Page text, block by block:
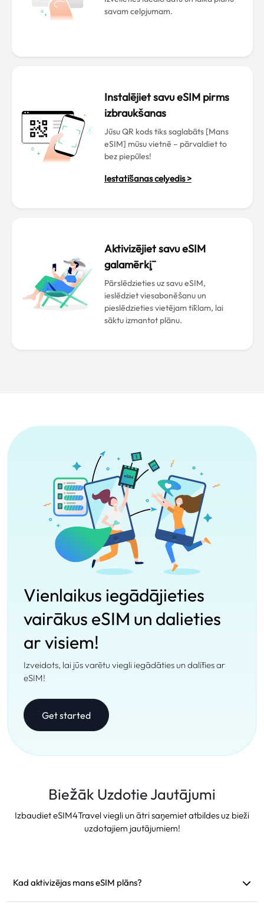
savam ceļojumam.
Instalējiet savu eSIM pirms
izbraukšanas
Jūsu QR kods tiks saglabāts [Mans
eSIM] mūsu vietnē – pārvaldiet to
bez piepūles!
Iestatīšanas ceļvedis >
Aktivizējiet savu eSIM
galamērķī
Pārslēdzieties uz savu eSIM,
ieslēdziet viesabonēšanu un
pieslēdzieties vietējam tīklam, lai
sāktu izmantot plānu.
Vienlaikus iegādājieties
vairākus eSIM un dalieties
ar visiem!
Izveidots, lai jūs varētu viegli iegādāties un dalīties ar
eSIM!
Get started
Biežāk Uzdotie Jautājumi
Izbaudiet eSIM4Travel viegli un ātri saņemiet atbildes uz bieži
uzdotajiem jautājumiem!
Kad aktivizējas mans eSIM plāns?